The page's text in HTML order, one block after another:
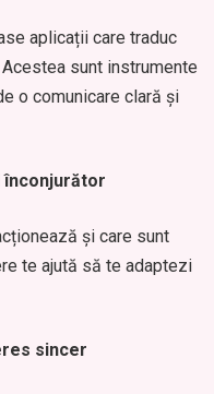
aplicații care traduc
sunt instrumente
o comunicare clară și
înconjurător
și care sunt
te ajută să te adaptezi
sincer